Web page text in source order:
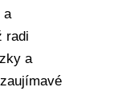
a
radi
a